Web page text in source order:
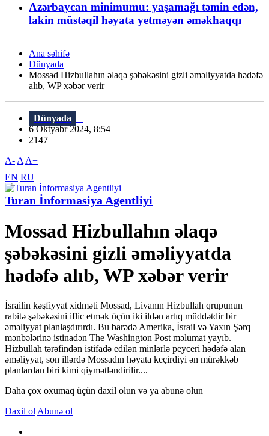
Azərbaycan minimumu: yaşamağı təmin edən,
lakin müstəqil həyata yetməyən əməkhaqqı
Ana səhifə
Dünyada
Mossad Hizbullahın əlaqə şəbəkəsini gizli əməliyyatda hədəfə
alıb, WP xəbər verir
Dünyada
6 Oktyabr 2024, 8:54
2147
A- A A+
EN RU
Turan İnformasiya Agentliyi
Mossad Hizbullahın əlaqə
şəbəkəsini gizli əməliyyatda
hədəfə alıb, WP xəbər verir
İsrailin kəşfiyyat xidməti Mossad, Livanın Hizbullah qrupunun
rabitə şəbəkəsini iflic etmək üçün iki ildən artıq müddətdir bir
əməliyyat planlaşdırırdı. Bu barədə Amerika, İsrail və Yaxın Şərq
mənbələrinə istinadən The Washington Post məlumat yayıb.
Hizbullah tərəfindən istifadə edilən minlərlə peyceri hədəfə alan
əməliyyat, son illərdə Mossadın həyata keçirdiyi ən mürəkkəb
planlardan biri kimi qiymətləndirilir....
Daha çox oxumaq üçün daxil olun və ya abunə olun
Daxil ol Abunə ol